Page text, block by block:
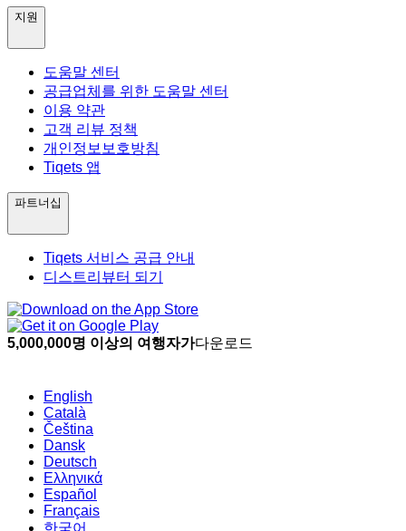
지원
도움말 센터
공급업체를 위한 도움말 센터
이용 약관
고객 리뷰 정책
개인정보보호방침
Tiqets 앱
파트너십
Tiqets 서비스 공급 안내
디스트리뷰터 되기
5,000,000명 이상의 여행자가다운로드
English
Català
Čeština
Dansk
Deutsch
Ελληνικά
Español
Français
한국어